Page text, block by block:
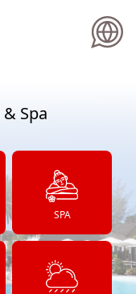
Spa
SPA